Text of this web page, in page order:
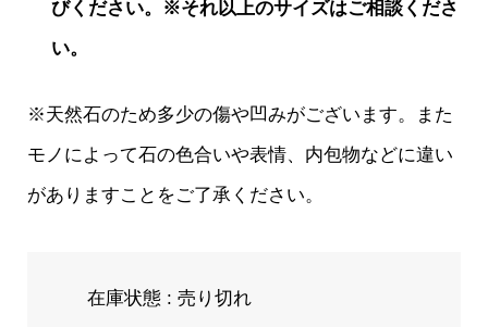
びください。※それ以上のサイズはご相談くださ
い。
※天然石のため多少の傷や凹みがございます。また
モノによって石の色合いや表情、内包物などに違い
がありますことをご了承ください。
在庫状態 : 売り切れ